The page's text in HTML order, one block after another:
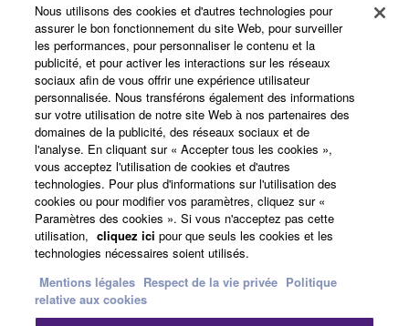
Yamaha Music ID - Enregistrement
A propos de Yamaha
France - French
Professionnel
Nous utilisons des cookies et d'autres technologies pour
assurer le bon fonctionnement du site Web, pour surveiller
les performances, pour personnaliser le contenu et la
publicité, et pour activer les interactions sur les réseaux
sociaux afin de vous offrir une expérience utilisateur
personnalisée. Nous transférons également des informations
sur votre utilisation de notre site Web à nos partenaires des
domaines de la publicité, des réseaux sociaux et de
l'analyse. En cliquant sur « Accepter tous les cookies »,
vous acceptez l'utilisation de cookies et d'autres
technologies. Pour plus d'informations sur l'utilisation des
cookies ou pour modifier vos paramètres, cliquez sur «
Paramètres des cookies ». Si vous n'acceptez pas cette
utilisation, cliquez ici pour que seuls les cookies et les
technologies nécessaires soient utilisés.
Mentions légales Respect de la vie privée Politique
relative aux cookies